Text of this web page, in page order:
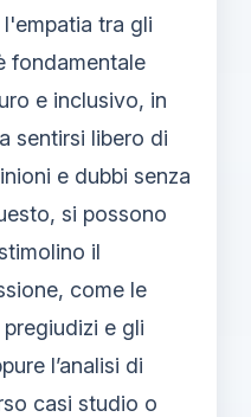
tra gli
fondamentale
e inclusivo, in
sentirsi libero di
e dubbi senza
si possono
il
come le
e gli
l’analisi di
casi studio o